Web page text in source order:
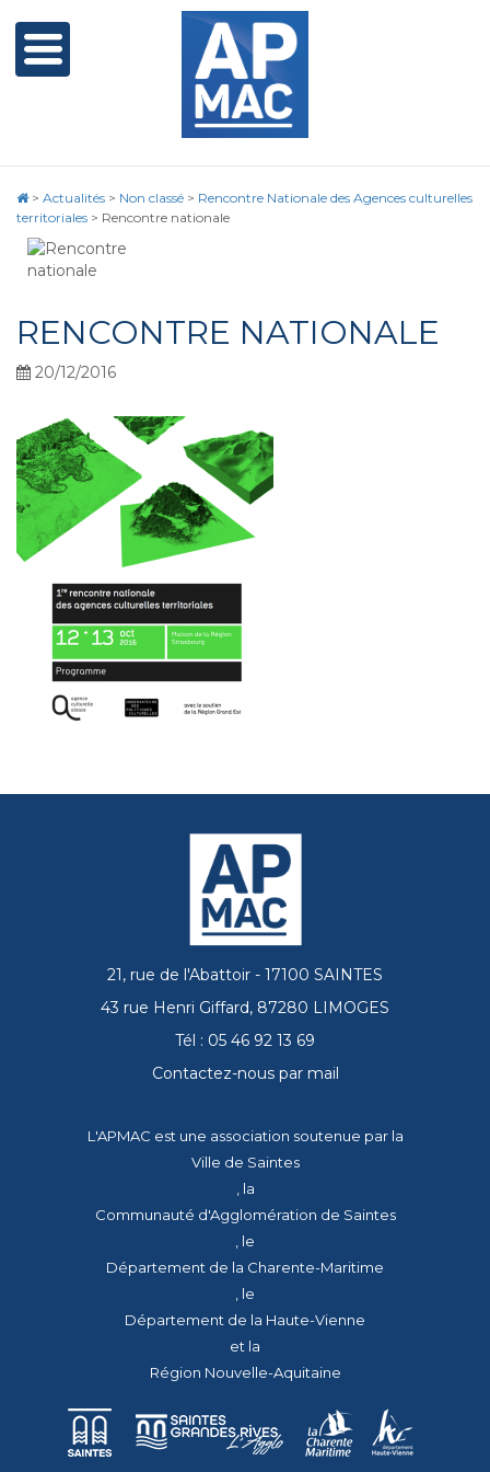
> Actualités > Non classé > Rencontre Nationale des Agences culturelles
territoriales > Rencontre nationale
RENCONTRE NATIONALE
20/12/2016
21, rue de l'Abattoir - 17100 SAINTES
43 rue Henri Giffard, 87280 LIMOGES
Tél : 05 46 92 13 69
Contactez-nous par mail
L'APMAC est une association soutenue par la
Ville de Saintes
, la
Communauté d'Agglomération de Saintes
, le
Département de la Charente-Maritime
, le
Département de la Haute-Vienne
et la
Région Nouvelle-Aquitaine